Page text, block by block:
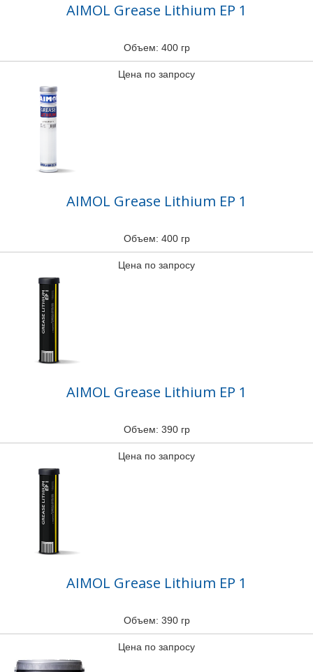
AIMOL Grease Lithium EP 1
Объем: 400 гр
Цена по запросу
AIMOL Grease Lithium EP 1
Объем: 400 гр
Цена по запросу
AIMOL Grease Lithium EP 1
Объем: 390 гр
Цена по запросу
AIMOL Grease Lithium EP 1
Объем: 390 гр
Цена по запросу